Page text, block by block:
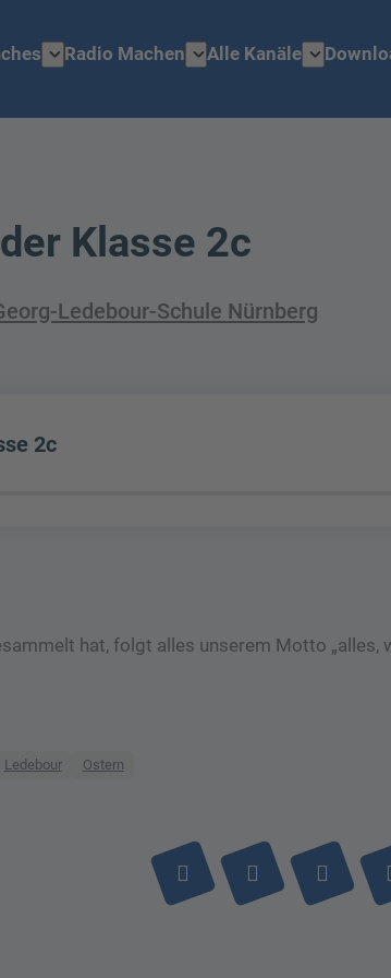
expand_moreRadio Machen expand_moreAlle Kanäle expand_more
Klasse 2c
Ledebour-Schule Nürnberg
2c
hat, folgt alles unserem Motto „alles,
Ledebour Ostern